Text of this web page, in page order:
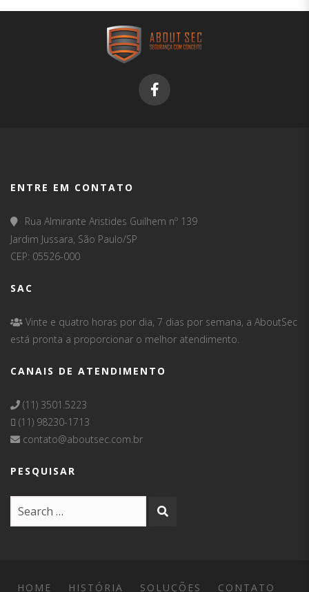
ENTRE EM CONTATO
Rua Almirante Aristides Guilhem nº 139
Jardim Jussara, São Paulo/SP
CEP: 05526-000
SAC
Vinte e quatro horas por dia, 7 dias por semana, a AboutSec
está pronta a proporcionar o melhor atendimento.
CANAIS DE ATENDIMENTO
(11) 3501.5223
(11) 98230-1713
contato@aboutsec.com.br
PESQUISAR
HOME HISTÓRIA SOLUÇÕES CONTATO